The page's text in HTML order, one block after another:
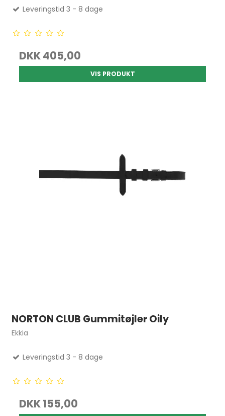
Leveringstid 3 - 8 dage
DKK 405,00
VIS PRODUKT
NORTON CLUB Gummitøjler Oily
Ekkia
Leveringstid 3 - 8 dage
DKK 155,00